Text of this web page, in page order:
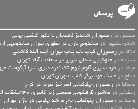
پرسش
سیمین در رستوران شاندیز لاهیجان با دکور کشتی چوبی
شادی علیپور در ساندویچ بارن در مطهری تهران ساندویچی
arya در
رستوران کباب ناب بناب تهران آیت الله کاشانی
سپیده در چلوکبابی سماق تبریز در سعادت آباد تهران
میلاد در ظرف دیزی آلومینیوم تک نفره دیزی سرا آبگوشت
صالح در فست فود برگر کلاب شهران تهران
ماندانا در رستوران چلوکبابی امیرخیز تبریز در کرج
رمضانی در ماشین ظرفشویی صنعتی زیر کانتری 540بشقاب الکترولوکس
وحید در رستوران چلوکبابی حاج مرشد چلویی در بازار تهران